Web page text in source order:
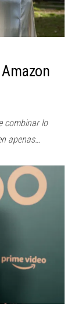
combinar lo
apenas…